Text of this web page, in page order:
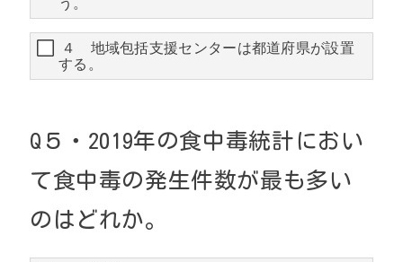
４ 地域包括支援センターは都道府県が設置
する。
Q５・2019年の食中毒統計におい
て食中毒の発生件数が最も多い
のはどれか。